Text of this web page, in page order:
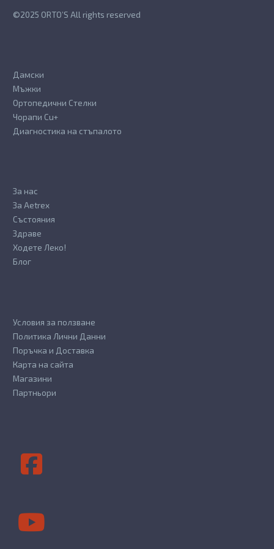
©2025 ORTO’S All rights reserved
Дамски
Мъжки
Ортопедични Стелки
Чорапи Cu+
Диагностика на стъпалото
За нас
За Aetrex
Състояния
Здраве
Ходете Леко!
Блог
Условия за ползване
Политика Лични Данни
Поръчка и Доставка
Карта на сайта
Магазини
Партньори